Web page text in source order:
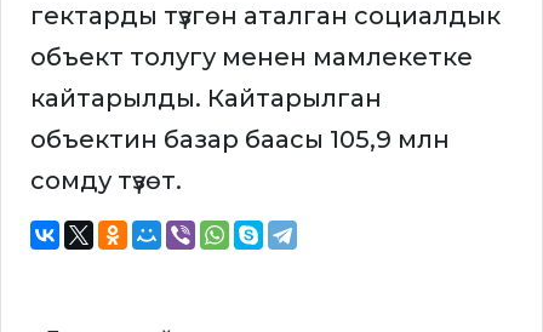
гектарды түзгөн аталган социалдык
объект толугу менен мамлекетке
кайтарылды. Кайтарылган
объектин базар баасы 105,9 млн
сомду түзөт.